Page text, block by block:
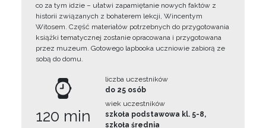
co za tym idzie – ułatwi zapamiętanie nowych faktów z
historii związanych z bohaterem lekcji, Wincentym
Witosem. Część materiałów potrzebnych do przygotowania
książki tematycznej zostanie opracowana i przygotowana
przez muzeum. Gotowego lapbooka uczniowie zabiorą ze
sobą do domu.
120 min
liczba uczestników
do 25 osób
wiek uczestników
szkoła podstawowa kl. 5-8,
szkoła średnia